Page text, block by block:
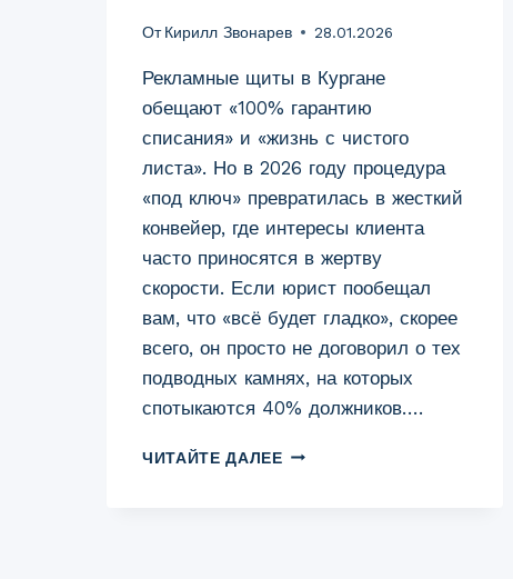
От Кирилл Звонарев 28.01.2026
Рекламные щиты в Кургане
обещают «100% гарантию
списания» и «жизнь с чистого
листа». Но в 2026 году процедура
«под ключ» превратилась в жесткий
конвейер, где интересы клиента
часто приносятся в жертву
скорости. Если юрист пообещал
вам, что «всё будет гладко», скорее
всего, он просто не договорил о тех
подводных камнях, на которых
спотыкаются 40% должников….
ЧИТАЙТЕ ДАЛЕЕБАНКРОТСТВО